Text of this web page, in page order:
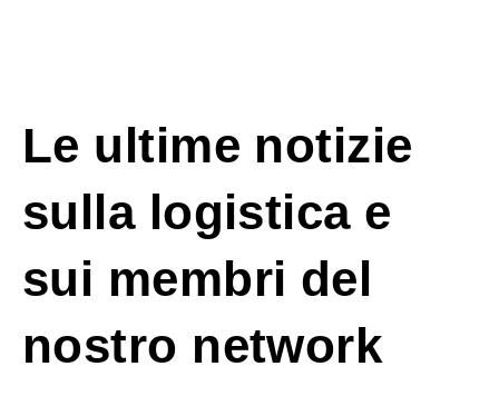
Le ultime notizie
sulla logistica e
sui membri del
nostro network